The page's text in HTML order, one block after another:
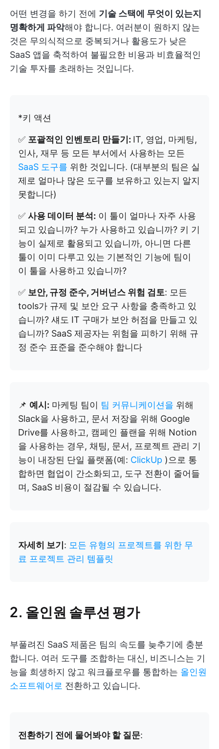
어떤 변경을 하기 전에 기술 스택에 무엇이 있는지
명확하게 파악해야 합니다. 여러분이 원하지 않는
것은 무의식적으로 중복되거나 활용도가 낮은
SaaS 앱을 축적하여 불필요한 비용과 비효율적인
기술 투자를 초래하는 것입니다.
*키 액션
✅ 포괄적인 인벤토리 만들기: IT, 영업, 마케팅,
인사, 재무 등 모든 부서에서 사용하는 모든
SaaS 도구를 위한 것입니다. (대부분의 팀은 실
제로 얼마나 많은 도구를 보유하고 있는지 알지
못합니다)
✅ 사용 데이터 분석: 이 툴이 얼마나 자주 사용
되고 있습니까? 누가 사용하고 있습니까? 키 기
능이 실제로 활용되고 있습니까, 아니면 다른
툴이 이미 다루고 있는 기본적인 기능에 팀이
이 툴을 사용하고 있습니까?
✅ 보안, 규정 준수, 거버넌스 위험 검토: 모든
tools가 규제 및 보안 요구 사항을 충족하고 있
습니까? 섀도 IT 구매가 보안 허점을 만들고 있
습니까? SaaS 제공자는 위험을 피하기 위해 규
정 준수 표준을 준수해야 합니다
📌 예시: 마케팅 팀이 팀 커뮤니케이션을 위해
Slack을 사용하고, 문서 저장을 위해 Google
Drive를 사용하고, 캠페인 플랜을 위해 Notion
을 사용하는 경우, 채팅, 문서, 프로젝트 관리 기
능이 내장된 단일 플랫폼(예: ClickUp )으로 통
합하면 협업이 간소화되고, 도구 전환이 줄어들
며, SaaS 비용이 절감될 수 있습니다.
자세히 보기 : 모든 유형의 프로젝트를 위한 무
료 프로젝트 관리 템플릿
2. 올인원 솔루션 평가
부풀려진 SaaS 제품은 팀의 속도를 늦추기에 충분
합니다. 여러 도구를 조합하는 대신, 비즈니스는 기
능을 희생하지 않고 워크플로우를 통합하는 올인원
소프트웨어로 전환하고 있습니다.
전환하기 전에 물어봐야 할 질문: